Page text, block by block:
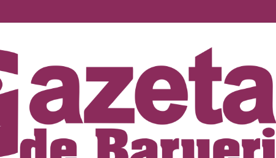
consequências de uma leitura superficial do PGR nas empresas?